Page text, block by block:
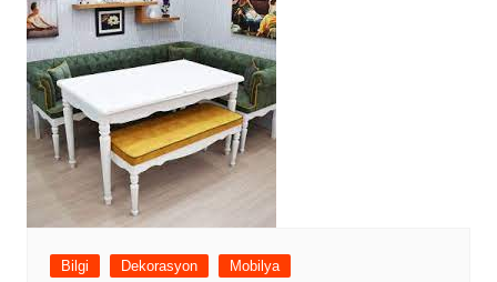
Bilgi Dekorasyon Mobilya